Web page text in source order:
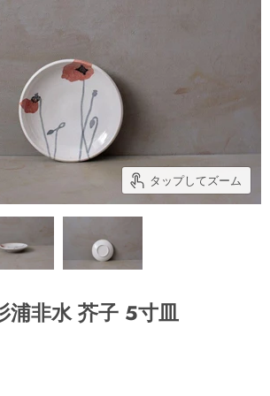
タップしてズーム
浦非水 芥子 5寸皿